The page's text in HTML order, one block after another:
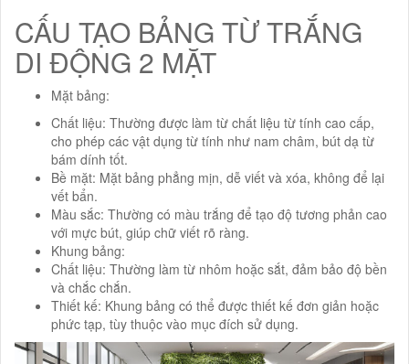
CẤU TẠO BẢNG TỪ TRẮNG
DI ĐỘNG 2 MẶT
Mặt bảng:
Chất liệu: Thường được làm từ chất liệu từ tính cao cấp,
cho phép các vật dụng từ tính như nam châm, bút dạ từ
bám dính tốt.
Bề mặt: Mặt bảng phẳng mịn, dễ viết và xóa, không để lại
vết bẩn.
Màu sắc: Thường có màu trắng để tạo độ tương phản cao
với mực bút, giúp chữ viết rõ ràng.
Khung bảng:
Chất liệu: Thường làm từ nhôm hoặc sắt, đảm bảo độ bền
và chắc chắn.
Thiết kế: Khung bảng có thể được thiết kế đơn giản hoặc
phức tạp, tùy thuộc vào mục đích sử dụng.